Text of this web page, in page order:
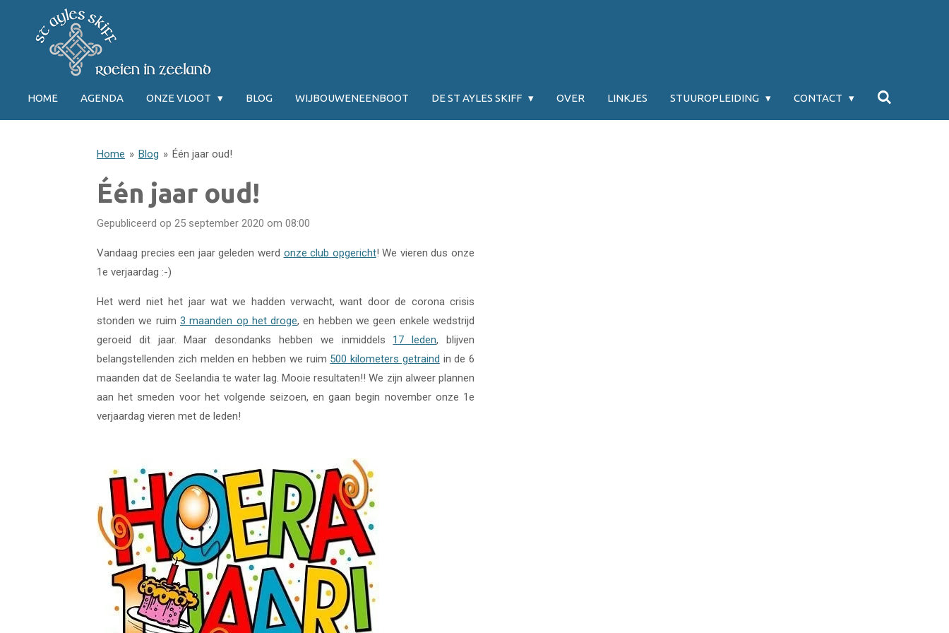
hoofdinhoud
HOME AGENDA ONZE VLOOT BLOG WIJBOUWENEENBOOT DE ST AYLES SKIFF OVER LINKJES STUUROPLEIDING CONTACT
Home » Blog » Één jaar oud!
Één jaar oud!
Gepubliceerd op 25 september 2020 om 08:00
Vandaag precies een jaar geleden werd onze club opgericht! We vieren dus onze
1e verjaardag :-)
Het werd niet het jaar wat we hadden verwacht, want door de corona crisis
stonden we ruim 3 maanden op het droge, en hebben we geen enkele wedstrijd
geroeid dit jaar. Maar desondanks hebben we inmiddels 17 leden, blijven
belangstellenden zich melden en hebben we ruim 500 kilometers getraind in de 6
maanden dat de Seelandia te water lag. Mooie resultaten!! We zijn alweer plannen
aan het smeden voor het volgende seizoen, en gaan begin november onze 1e
verjaardag vieren met de leden!